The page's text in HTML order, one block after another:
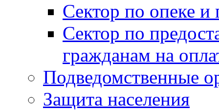
Сектор по опеке и
Сектор по
гражданам на
Подведомственные
Защита населения